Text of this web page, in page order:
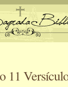
11